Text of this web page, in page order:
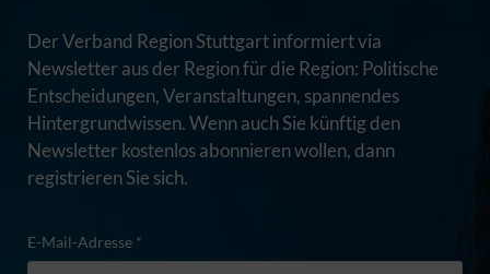
Der Verband Region Stuttgart informiert via
Newsletter aus der Region für die Region: Politische
Entscheidungen, Veranstaltungen, spannendes
Hintergrundwissen. Wenn auch Sie künftig den
Newsletter kostenlos abonnieren wollen, dann
registrieren Sie sich.
E-Mail-Adresse *